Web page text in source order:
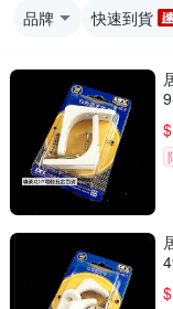
品牌 快速到貨
$
$